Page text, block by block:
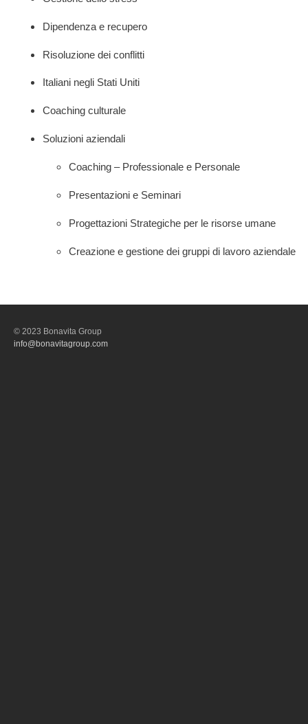
Dipendenza e recupero
Risoluzione dei conflitti
Italiani negli Stati Uniti
Coaching culturale
Soluzioni aziendali
Coaching – Professionale e Personale
Presentazioni e Seminari
Progettazioni Strategiche per le risorse umane
Creazione e gestione dei gruppi di lavoro aziendale
© 2023 Bonavita Group
info@bonavitagroup.com